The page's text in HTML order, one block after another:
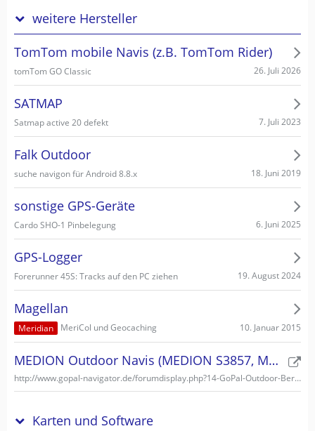
weitere Hersteller
TomTom mobile Navis (z.B. TomTom Rider)
tomTom GO Classic 26. Juli 2026
SATMAP
Satmap active 20 defekt 7. Juli 2023
Falk Outdoor
suche navigon für Android 8.8.x 18. Juni 2019
sonstige GPS-Geräte
Cardo SHO-1 Pinbelegung 6. Juni 2025
GPS-Logger
Forerunner 45S: Tracks auf den PC ziehen 19. August 2024
Magellan
Meridian MeriCol und Geocaching 10. Januar 2015
MEDION Outdoor Navis (MEDION S3857, MEDION S3747)
http://www.gopal-navigator.de/forumdisplay.php?14-GoPal-Outdoor-Bereich
Karten und Software